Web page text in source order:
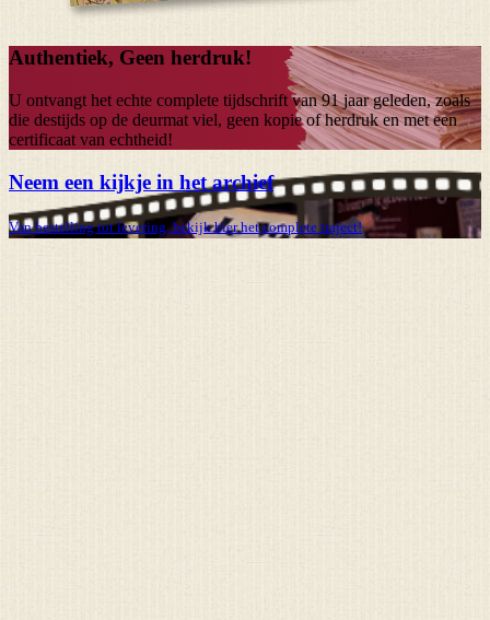
Authentiek, Geen herdruk!
U ontvangt het echte complete tijdschrift van91 jaargeleden, zoals
die destijds op de deurmat viel, geen kopie of herdruk en met een
certificaat van echtheid!
Neem een kijkje in het archief
Van bestelling tot levering, bekijk hier het complete traject!